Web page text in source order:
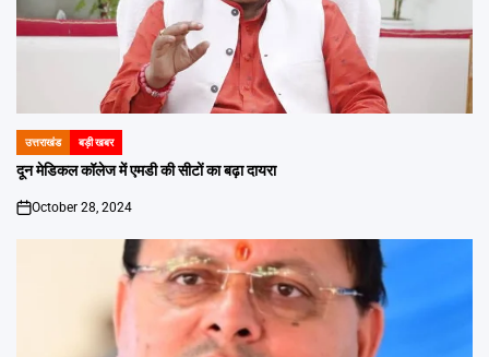
POSTED
IN
उत्तराखंड बड़ी खबर
दून मेडिकल कॉलेज में एमडी की सीटों का बढ़ा दायरा
on
October 28, 2024